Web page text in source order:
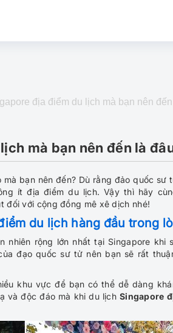
địa điểm du lịch mà bạn nên
mà bạn nên đến là
mà bạn nên đến? Dù rằng đảo quốc sư
ít địa điểm du lịch. Vậy thì hãy
đối với cộng đồng mê xê dịch nhé!
du lịch hàng đầu trong
rộng lớn nhất tại Singapore khi
đạo quốc sư tử nên bạn sẽ rất
khu vực để bạn có thể dễ dàng
và độc đáo mà khi du lịch Singapore